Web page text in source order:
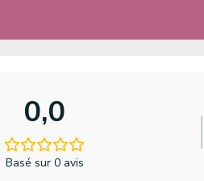
0,0
Basé sur 0 avis